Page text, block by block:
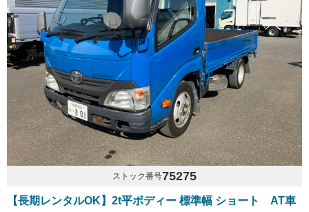
ストック番号75275
【長期レンタルOK】2t平ボディー 標準幅 ショート AT車